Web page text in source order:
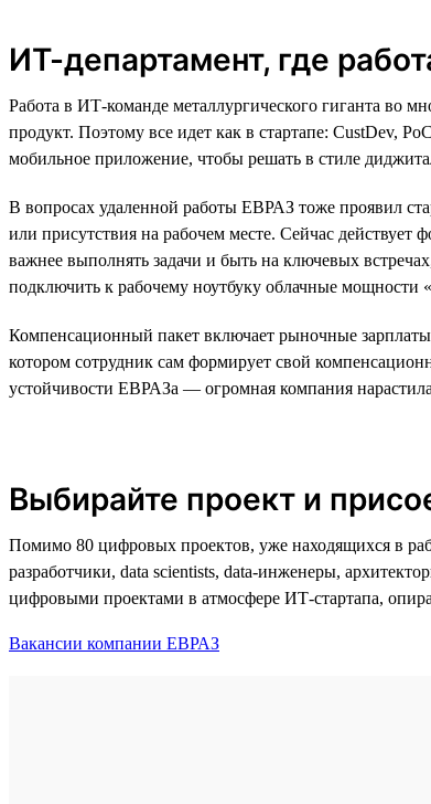
ИТ-департамент, где
Работа в ИТ-команде металлургического гиганта во
продукт. Поэтому все идет как в стартапе: CustDev,
мобильное приложение, чтобы решать в стиле
В вопросах удаленной работы ЕВРАЗ тоже проявил
или присутствия на рабочем месте. Сейчас действует
важнее выполнять задачи и быть на ключевых
подключить к рабочему ноутбуку облачные мощности
Компенсационный пакет включает рыночные
котором сотрудник сам формирует свой
устойчивости ЕВРАЗа — огромная компания
Выбирайте проект и
Помимо 80 цифровых проектов, уже находящихся в
разработчики, data scientists, data-инженеры,
цифровыми проектами в атмосфере ИТ-стартапа,
Вакансии компании ЕВРАЗ